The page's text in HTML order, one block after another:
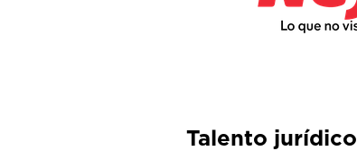
Talento jurídico